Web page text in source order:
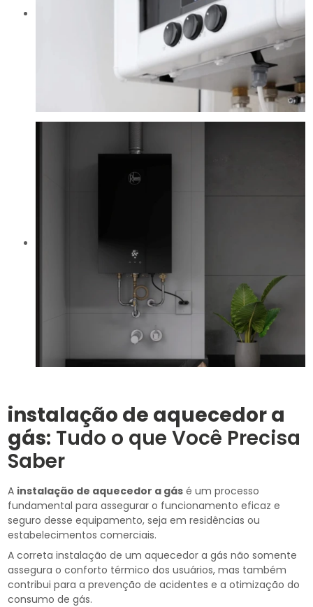
instalação de aquecedor a
gás: Tudo o que Você Precisa
Saber
A instalação de aquecedor a gás é um processo
fundamental para assegurar o funcionamento eficaz e
seguro desse equipamento, seja em residências ou
estabelecimentos comerciais.
A correta instalação de um aquecedor a gás não somente
assegura o conforto térmico dos usuários, mas também
contribui para a prevenção de acidentes e a otimização do
consumo de gás.